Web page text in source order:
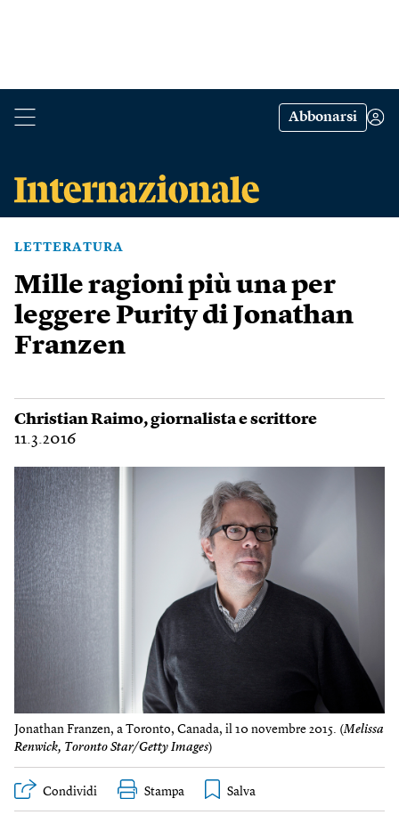
Abbonarsi
LETTERATURA
Mille ragioni più una per
leggere Purity di Jonathan
Franzen
Christian Raimo, giornalista e scrittore
11.3.2016
Jonathan Franzen, a Toronto, Canada, il 10 novembre 2015. (Melissa
Renwick, Toronto Star/Getty Images)
Condividi Stampa